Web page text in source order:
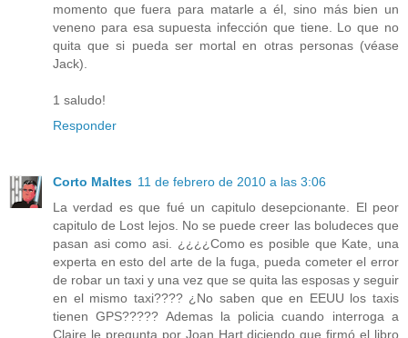
momento que fuera para matarle a él, sino más bien un
veneno para esa supuesta infección que tiene. Lo que no
quita que si pueda ser mortal en otras personas (véase
Jack).
1 saludo!
Responder
Corto Maltes 11 de febrero de 2010 a las 3:06
La verdad es que fué un capitulo desepcionante. El peor
capitulo de Lost lejos. No se puede creer las boludeces que
pasan asi como asi. ¿¿¿¿Como es posible que Kate, una
experta en esto del arte de la fuga, pueda cometer el error
de robar un taxi y una vez que se quita las esposas y seguir
en el mismo taxi???? ¿No saben que en EEUU los taxis
tienen GPS????? Ademas la policia cuando interroga a
Claire le pregunta por Joan Hart diciendo que firmó el libro